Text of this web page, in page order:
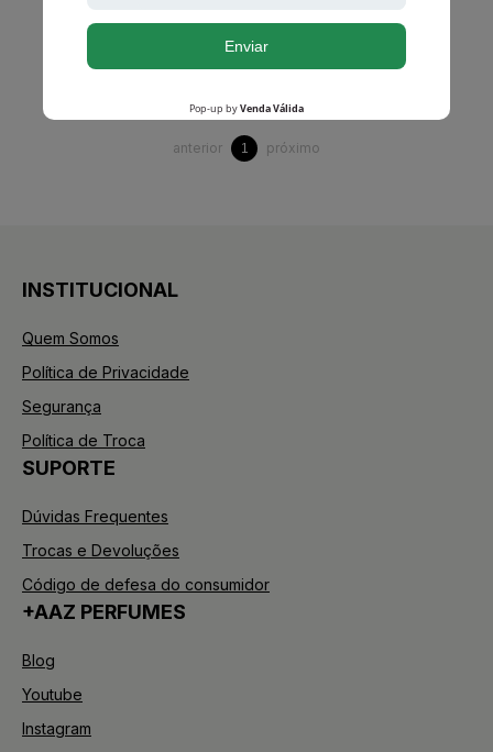
anterior 1 próximo
INSTITUCIONAL
Quem Somos
Política de Privacidade
Segurança
Política de Troca
SUPORTE
Dúvidas Frequentes
Trocas e Devoluções
Código de defesa do consumidor
+AAZ PERFUMES
Blog
Youtube
Instagram